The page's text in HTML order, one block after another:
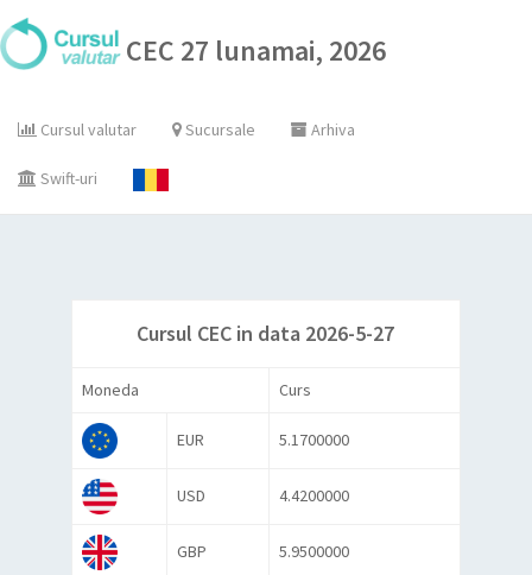
CEC 27 lunamai, 2026
Cursul valutar Sucursale Arhiva
Swift-uri
Cursul CEC in data 2026-5-27
Moneda Curs
EUR 5.1700000
USD 4.4200000
GBP 5.9500000